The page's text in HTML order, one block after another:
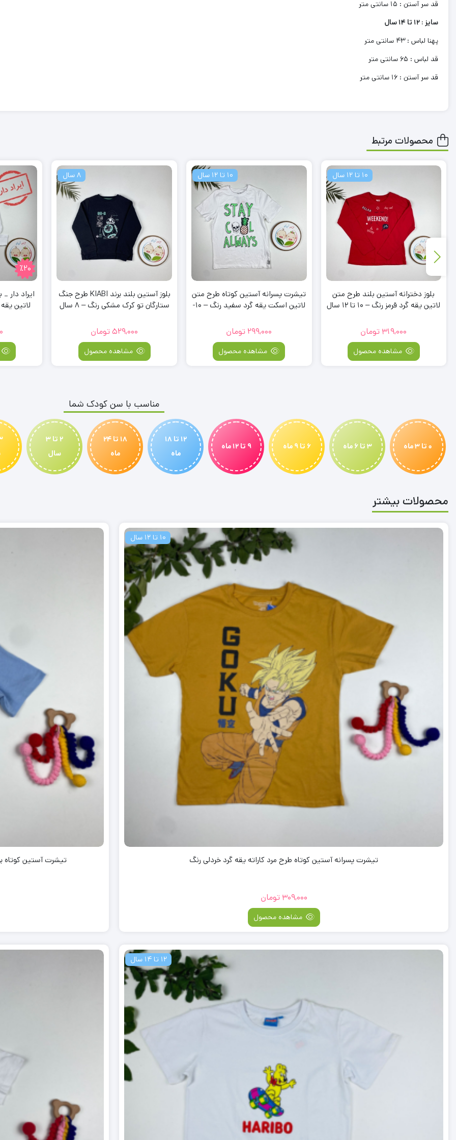
قد سر آستن : 15 سانتی متر
سایز : 12 تا 14 سال
پهنا لباس : 43 سانتی متر
قد لباس : 65 سانتی متر
قد سر آستن : 16 سانتی متر
محصولات مرتبط
10 تا 12 سال
بلوز دخترانه آستین بلند طرح متن
لاتین یقه گرد قرمز رنگ – 10 تا 12 سال
319,000 تومان
مشاهده محصول
10 تا 12 سال
تیشرت پسرانه آستین کوتاه طرح متن
لاتین اسکت یقه گرد سفید رنگ – 10-
299,000 تومان
مشاهده محصول
8 سال
بلوز آستین بلند برند KIABI طرح جنگ
ستارگان تو کرک مشکی رنگ – 8 سال
529,000تومان
مشاهده محصول
٪20
ایراد دار
مناسب با سن کودک شما
0 تا 3 ماه 3 تا 6 ماه 6 تا 9 ماه 9 تا 12 ماه
12 تا 18
ماه
18 تا 24
ماه
2 تا 3
سال
محصولات بیشتر
10 تا 12 سال
تیشرت پسرانه آستین کوتاه طرح مرد کاراته یقه گرد خردلی رنگ
309,000 تومان
مشاهده محصول
تیشرت آستین کوتاه
12 تا 14 سال